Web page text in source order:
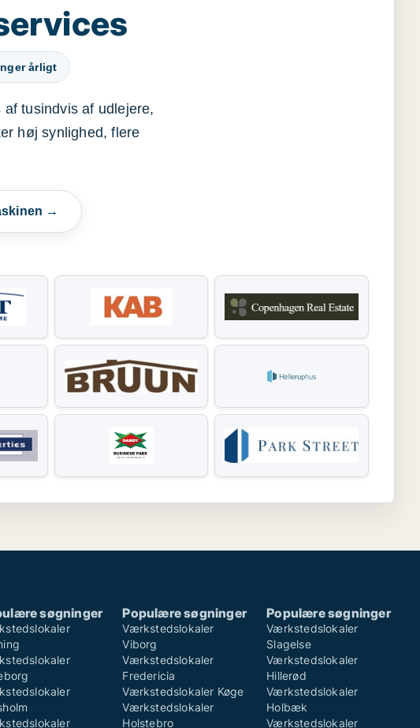
årligt
tusindvis af udlejere,
høj synlighed, flere
→
søgninger Populære søgninger
Værkstedslokaler
Viborg
Værkstedslokaler
Fredericia
Værkstedslokaler Køge
Værkstedslokaler
Holstebro
Populære søgninger
Værkstedslokaler
Slagelse
Værkstedslokaler
Hillerød
Værkstedslokaler
Holbæk
Værkstedslokaler